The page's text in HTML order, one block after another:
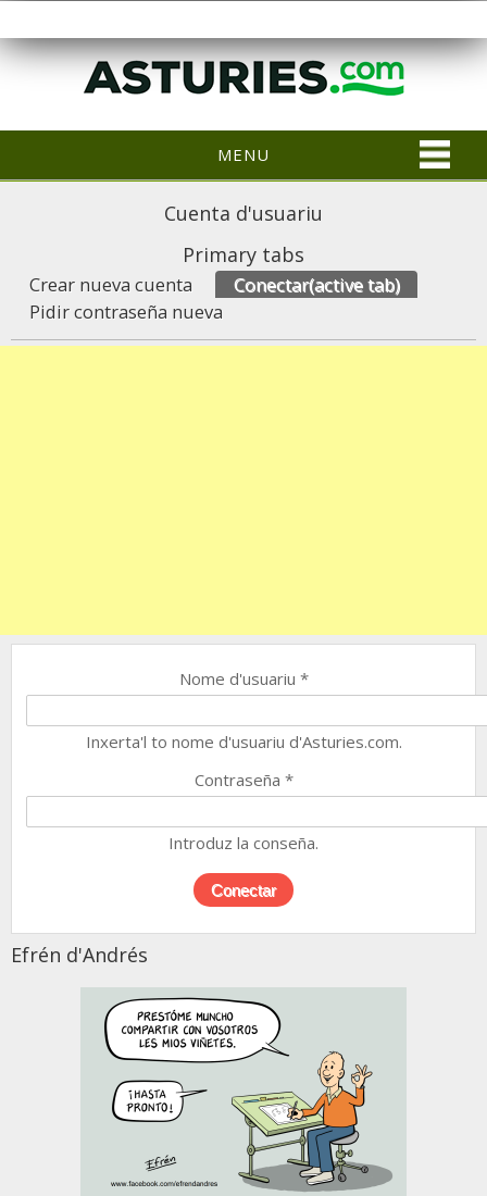
MENU
Cuenta d'usuariu
Primary tabs
Crear nueva cuenta Conectar(active tab)
Pidir contraseña nueva
Nome d'usuariu *
Inxerta'l to nome d'usuariu d'Asturies.com.
Contraseña *
Introduz la conseña.
Efrén d'Andrés